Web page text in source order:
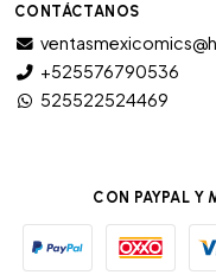
CONTÁCTANOS
+525576790536
525522524469
CON PAYPAL Y